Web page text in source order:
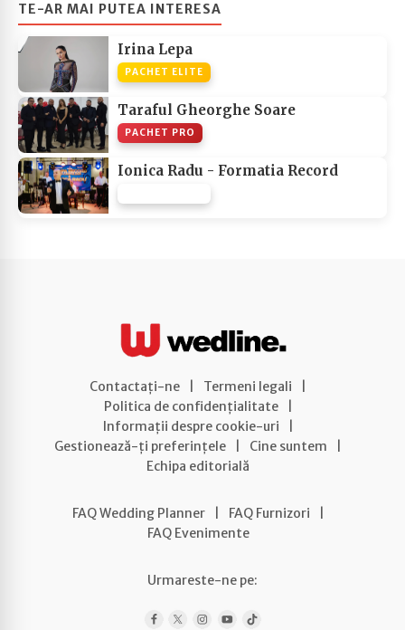
TE-AR MAI PUTEA INTERESA
Irina Lepa
PACHET ELITE
Taraful Gheorghe Soare
PACHET PRO
Ionica Radu - Formatia Record
Contactați-ne Termeni legali
Politica de confidențialitate
Informații despre cookie-uri
Gestionează-ți preferințele
Cine suntem
Echipa editorială
FAQ Wedding Planner FAQ Furnizori
FAQ Evenimente
Urmareste-ne pe: